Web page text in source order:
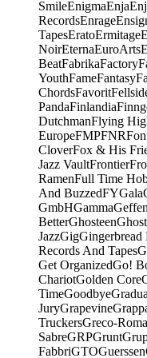
SmileEnigmaEnja
RecordsEnrage
TapesEratoErmitage
NoirEternaEuroArts
BeatFabrikaFactory
YouthFameFantasy
ChordsFavorit
PandaFinlandia
DutchmanFlying
EuropeFMPFNR
CloverFox & His
Jazz VaultFrontier
RamenFull Time
And BuzzedFYGala
GmbHGammaGeffen
BetterGhosteen
JazzGigGingerbread
Records And Tapes
Get OrganizedGo!
ChariotGolden Core
TimeGoodbye
JuryGrapevine
TruckersGreco-
SabreGRPGrunt
FabbriGTOGuerssen